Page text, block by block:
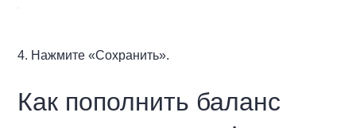
4. Нажмите «Сохранить».
Как пополнить баланс